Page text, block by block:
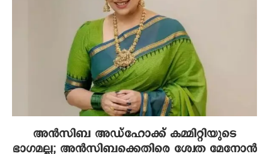
അൻസിബ അഡ്ഹോക്ക് കമ്മിറ്റിയുടെ
ഭാഗമല്ല; അൻസിബക്കെതിരെ ശ്വേത മേനോൻ